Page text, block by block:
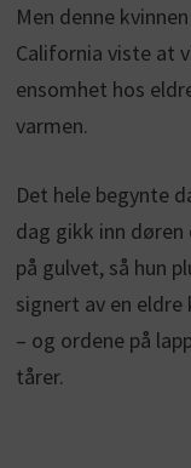
Men denne
California viste at
ensomhet hos
varmen.
Det hele begynte
dag gikk inn
på gulvet, så hun
signert av en
– og ordene på
tårer.